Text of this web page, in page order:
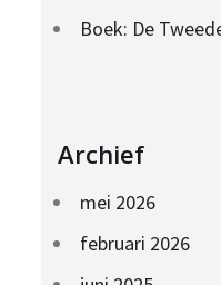
Boek: De
Archief
mei 2026
februari 2026